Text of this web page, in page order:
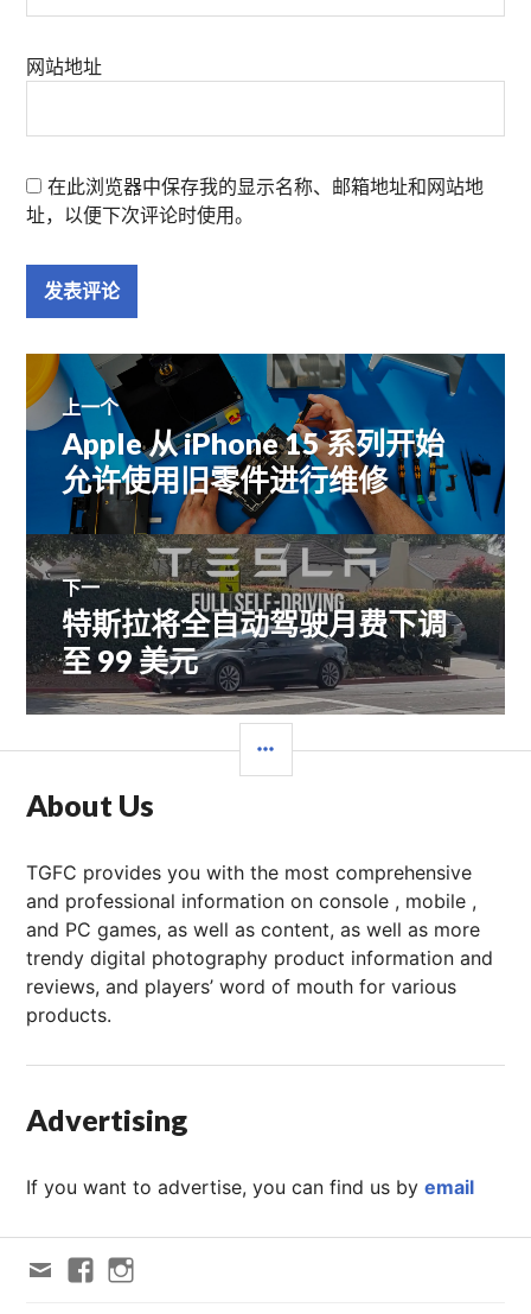
网站地址
在此浏览器中保存我的显示名称、邮箱地址和网站地
址，以便下次评论时使用。
文
章
导
航
上一个
上
篇
文
章：
Apple 从 iPhone 15 系列开始
允许使用旧零件进行维修
下一
下
篇
文
章：
特斯拉将全自动驾驶月费下调
至 99 美元
栏
About Us
TGFC provides you with the most comprehensive
and professional information on console , mobile ,
and PC games, as well as content, as well as more
trendy digital photography product information and
reviews, and players’ word of mouth for various
products.
Advertising
If you want to advertise, you can find us byemail
Email FACEBOOK